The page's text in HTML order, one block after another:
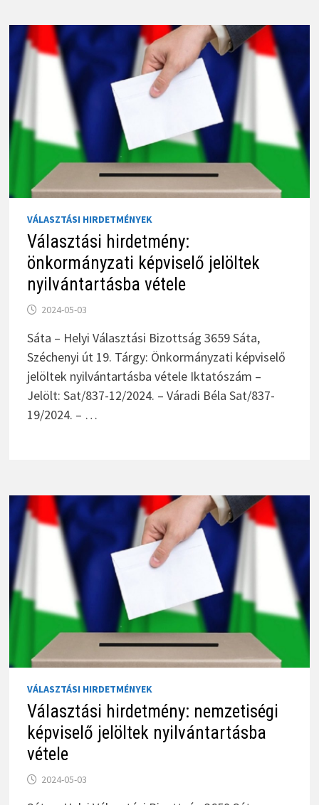
VÁLASZTÁSI HIRDETMÉNYEK
Választási hirdetmény:
önkormányzati képviselő jelöltek
nyilvántartásba vétele
2024-05-03
Sáta – Helyi Választási Bizottság 3659 Sáta,
Széchenyi út 19. Tárgy: Önkormányzati képviselő
jelöltek nyilvántartásba vétele Iktatószám –
Jelölt: Sat/837-12/2024. – Váradi Béla Sat/837-
19/2024. – …
VÁLASZTÁSI HIRDETMÉNYEK
Választási hirdetmény: nemzetiségi
képviselő jelöltek nyilvántartásba
vétele
2024-05-03